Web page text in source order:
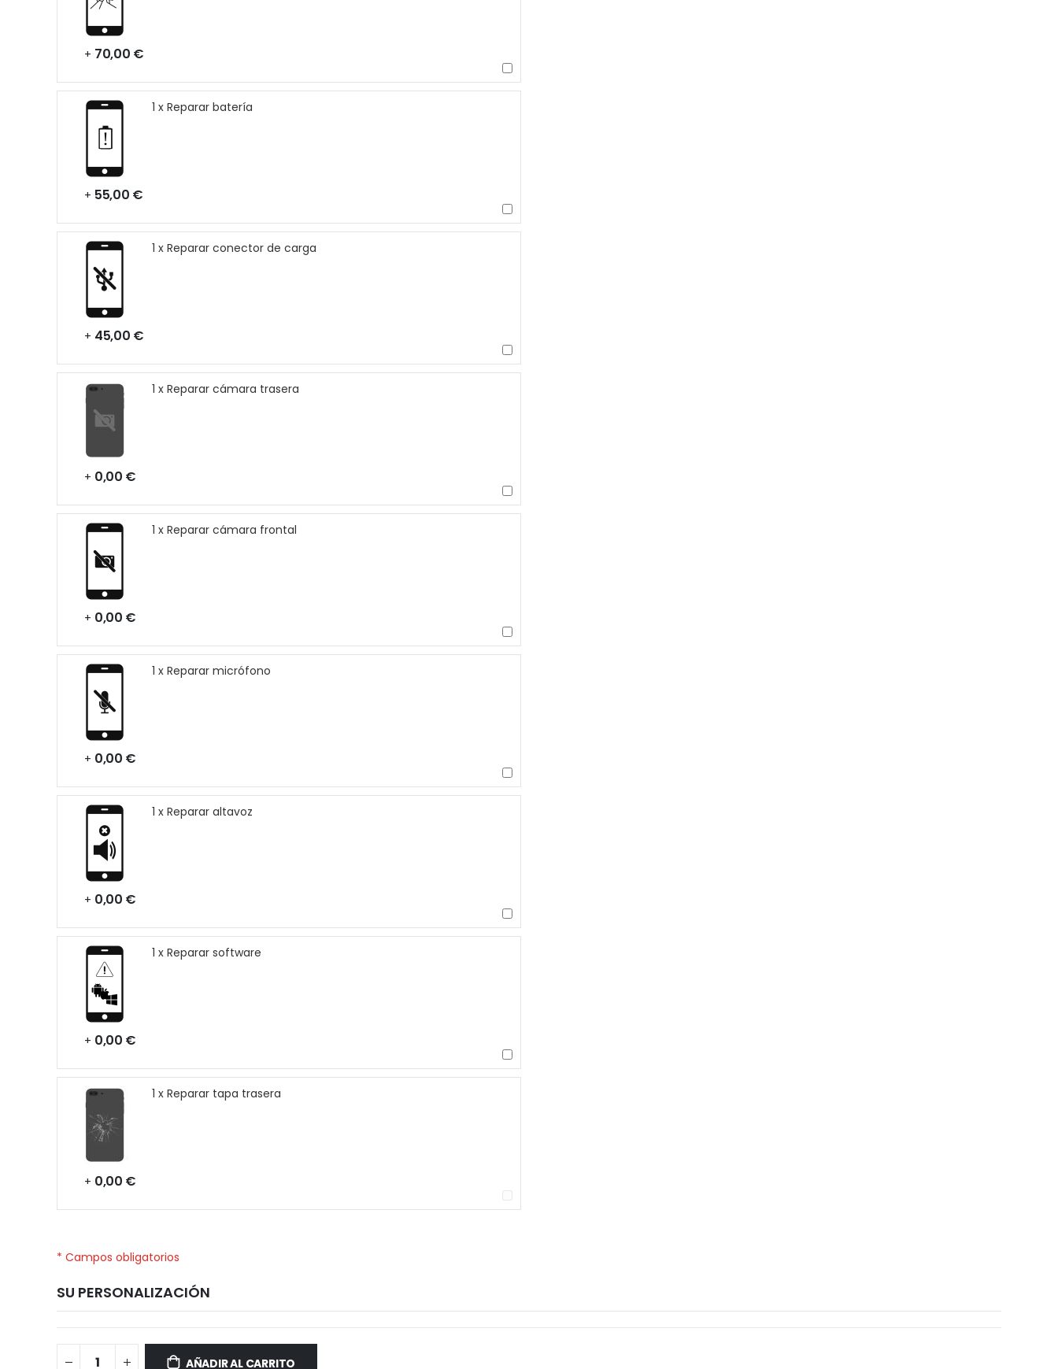
+ 70,00 €
1 x Reparar batería
+ 55,00 €
1 x Reparar conector de carga
+ 45,00 €
1 x Reparar cámara trasera
+ 0,00 €
1 x Reparar cámara frontal
+ 0,00 €
1 x Reparar micrófono
+ 0,00 €
1 x Reparar altavoz
+ 0,00 €
1 x Reparar software
+ 0,00 €
1 x Reparar tapa trasera
+ 0,00 €
* Campos obligatorios
SU PERSONALIZACIÓN
AÑADIR AL CARRITO